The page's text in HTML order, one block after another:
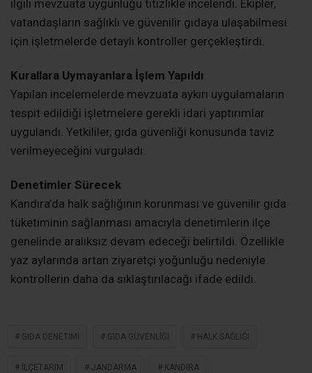
Kurumlar Ortak Denetime Çıktı
Kandıra Kaymakamlığı koordinasyonunda yürütülen
çalışmaya Kandıra İlçe Tarım ve Orman Müdürlüğü,
Komutanlığı ekipleri katıldı. Özellikle yaz sezonunda
yoğunluk yaşanan sahil bölgelerindeki işletmeler
denetimden geçirildi.
Hijyen ve Ürün Güvenliği Kontrol Edildi
ürünlerinin son tüketim tarihleri, muhafaza koşulları ve
ilgili mevzuata uygunluğu titizlikle incelendi. Ekipler,
vatandaşların sağlıklı ve güvenilir gıdaya ulaşabilmesi
için işletmelerde detaylı kontroller gerçekleştirdi.
Kurallara Uymayanlara İşlem Yapıldı
uygulandı. Yetkililer, gıda güvenliği konusunda taviz